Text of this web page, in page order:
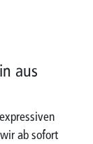
aus
ab sofort